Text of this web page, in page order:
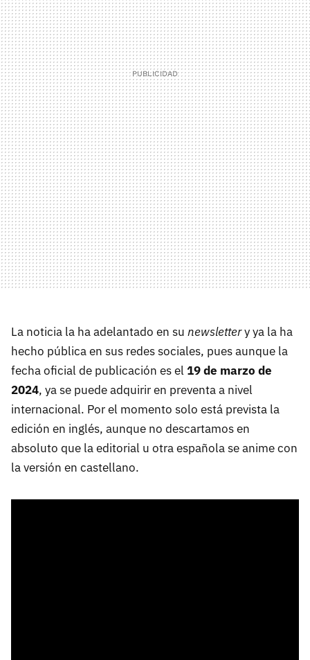
La noticia la ha adelantado en su newslettery ya la ha
hecho pública en sus redes sociales, pues aunque la
fecha oficial de publicación es el 19 de marzo de
2024, ya se puede adquirir en preventa a nivel
internacional. Por el momento solo está prevista la
edición en inglés, aunque no descartamos en
absoluto que la editorial u otra española se anime con
la versión en castellano.